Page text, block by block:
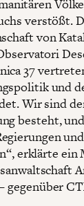
verstößt.
von
37
und
Wir sind
besteht,
erklärte ein
gegenüber